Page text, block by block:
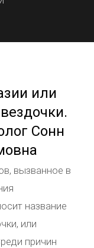
или
Сонн
вызванное в
название
или
причин